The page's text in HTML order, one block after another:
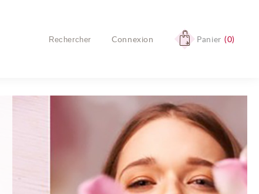
Connexion Panier 0
Livraison gratuite !
0,00 €
COMMANDER